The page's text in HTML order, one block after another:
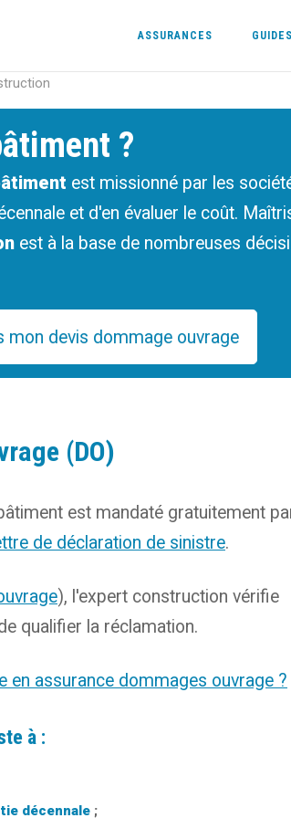
ASSURANCES
?
est missionné par les
et d'en évaluer le coût.
est à la base de nombreuses
mon devis dommage ouvrage
(DO)
est mandaté gratuitement
de déclaration de sinistre.
), l'expert construction vérifie
qualifier la réclamation.
en assurance dommages ouvrage ?
à :
décennale ;